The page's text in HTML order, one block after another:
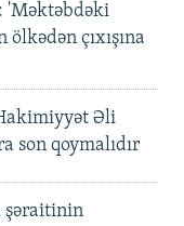
'Məktəbdəki
çıxışına
Əli
son qoymalıdır
şəraitinin